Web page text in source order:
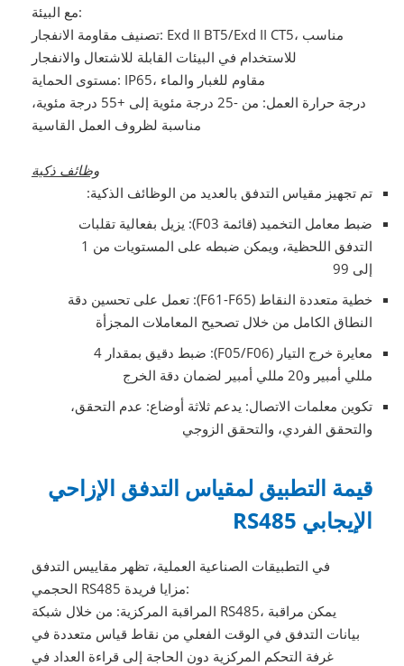
مع البيئة:
تصنيف مقاومة الانفجار: Exd II BT5/Exd II CT5، مناسب
للاستخدام في البيئات القابلة للاشتعال والانفجار
مستوى الحماية: IP65، مقاوم للغبار والماء
درجة حرارة العمل: من -25 درجة مئوية إلى +55 درجة مئوية،
مناسبة لظروف العمل القاسية
وظائف ذكية
تم تجهيز مقياس التدفق بالعديد من الوظائف الذكية:
ضبط معامل التخميد (قائمة F03): يزيل بفعالية تقلبات
التدفق اللحظية، ويمكن ضبطه على المستويات من 1
إلى 99
خطية متعددة النقاط (F61-F65): تعمل على تحسين دقة
النطاق الكامل من خلال تصحيح المعاملات المجزأة
معايرة خرج التيار (F05/F06): ضبط دقيق بمقدار 4
مللي أمبير و20 مللي أمبير لضمان دقة الخرج
تكوين معلمات الاتصال: يدعم ثلاثة أوضاع: عدم التحقق،
والتحقق الفردي، والتحقق الزوجي
قيمة التطبيق لمقياس التدفق الإزاحي
الإيجابي RS485
في التطبيقات الصناعية العملية، تظهر مقاييس التدفق
الحجمي RS485 مزايا فريدة:
المراقبة المركزية: من خلال شبكة RS485، يمكن مراقبة
بيانات التدفق في الوقت الفعلي من نقاط قياس متعددة في
غرفة التحكم المركزية دون الحاجة إلى قراءة العداد في